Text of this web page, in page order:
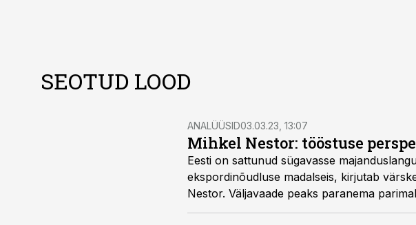
SEOTUD LOOD
ANALÜÜSID03.03.23, 13:07
Mihkel Nestor: tööstuse
Eesti on sattunud sügavasse
ekspordinõudluse madalseis, kirjutab
Nestor. Väljavaade peaks paranema
hoida endiselt kiire käibe- ja palgakasv.